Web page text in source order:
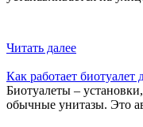
Читать далее
Как работает биотуалет
Биотуалеты –
обычные унитазы. Это